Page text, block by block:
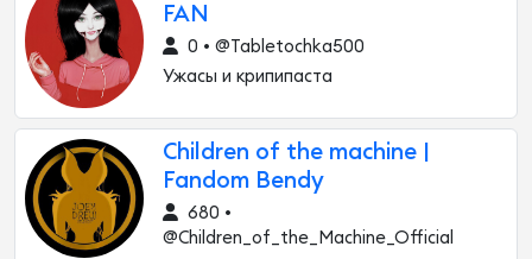
FAN
0 • @Tabletochka500
Ужасы и крипипаста
Children of the machine |
Fandom Bendy
680 •
@Children_of_the_Machine_Official